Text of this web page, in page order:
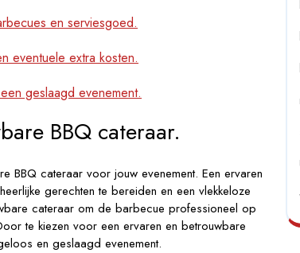
en serviesgoed.
eventuele extra kosten.
geslaagd evenement.
BBQ cateraar.
BBQ cateraar voor jouw evenement. Een ervaren
gerechten te bereiden en een vlekkeloze
cateraar om de barbecue professioneel op
te kiezen voor een ervaren en betrouwbare
en geslaagd evenement.